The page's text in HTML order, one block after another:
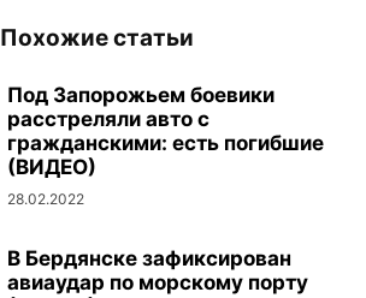
Похожие статьи
Под Запорожьем боевики
расстреляли авто с
гражданскими: есть погибшие
(ВИДЕО)
28.02.2022
В Бердянске зафиксирован
авиаудар по морскому порту